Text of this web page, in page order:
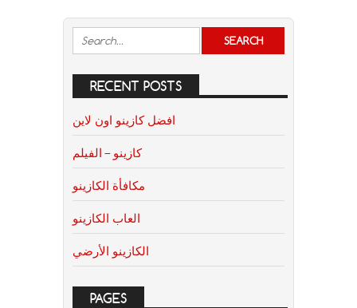
RECENT POSTS
افضل كازينو اون لاين
كازينو – الفيلم
مكافأة الكازينو
العاب الكازينو
الكازينو الأرضي
PAGES